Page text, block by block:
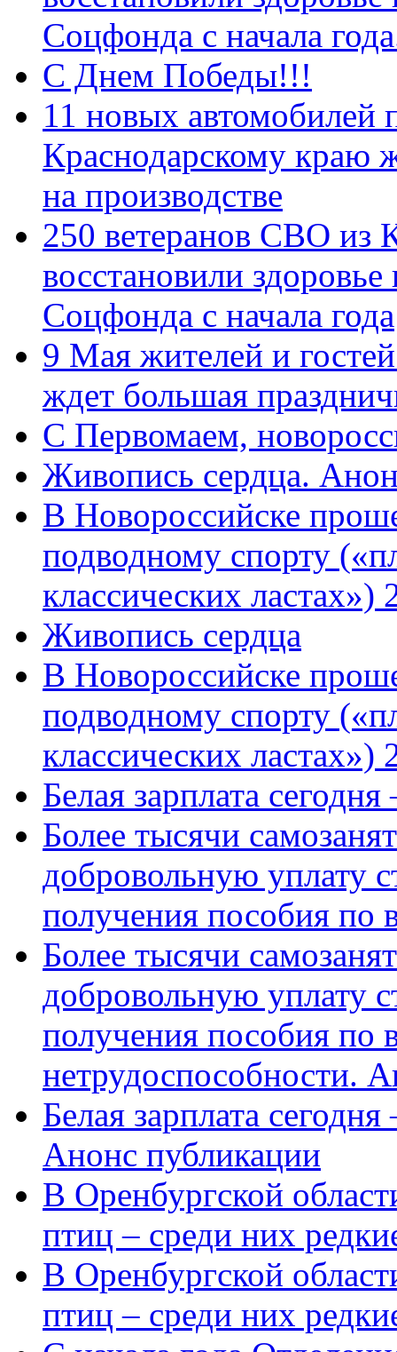
Соцфонда с начала
С Днем Победы!!!
11 новых автомобилей
Краснодарскому краю
на производстве
250 ветеранов СВО из
восстановили
Соцфонда с начала года
9 Мая жителей и
ждет большая
C Первомаем,
Живопись сердца.
В Новороссийске
подводному спорту
классических
Живопись сердца
В Новороссийске
подводному спорту
классических ластах»)
Белая зарплата
Более тысячи
добровольную уплату
получения пособия по
Более тысячи
добровольную уплату
получения пособия по
нетрудоспособности.
Белая зарплата
Анонс публикации
В Оренбургской
птиц – среди них
В Оренбургской
птиц – среди них